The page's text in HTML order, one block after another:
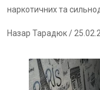
наркотичних та
Назар Тарадюк/